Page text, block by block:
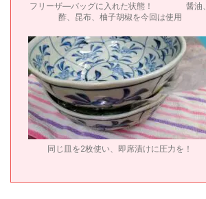
フリーザ―バッグに入れた状態！ 醤油、
酢、昆布、柚子胡椒を今回は使用
同じ皿を2枚使い、即席漬けに圧力を！